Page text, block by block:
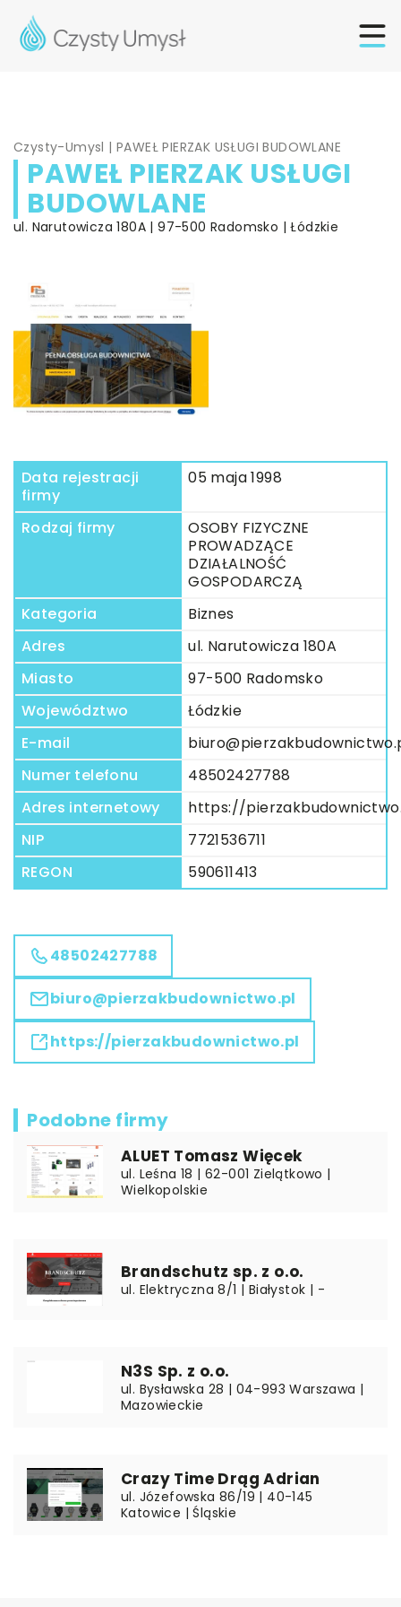
Czysty-Umysl |PAWEŁ PIERZAK USŁUGI BUDOWLANE
PAWEŁ PIERZAK USŁUGI
BUDOWLANE
ul. Narutowicza 180A | 97-500 Radomsko | Łódzkie
Data rejestracji
firmy
05 maja 1998
Rodzaj firmy
OSOBY FIZYCZNE
PROWADZĄCE
DZIAŁALNOŚĆ
GOSPODARCZĄ
Kategoria
Biznes
Adres
ul. Narutowicza 180A
Miasto
97-500 Radomsko
Województwo
Łódzkie
E-mail
Numer telefonu
48502427788
Adres internetowy
https://
NIP
7721536711
REGON
590611413
48502427788
biuro@pierzakbudownictwo.pl
https://pierzakbudownictwo.pl
Podobne firmy
ALUET Tomasz Więcek
ul. Leśna 18 | 62-001 Zielątkowo |
Wielkopolskie
Brandschutz sp. z o.o.
ul. Elektryczna 8/1 | Białystok | -
N3S Sp. z o.o.
ul. Bysławska 28 | 04-993 Warszawa |
Mazowieckie
Crazy Time Drąg Adrian
ul. Józefowska 86/19 | 40-145
Katowice | Śląskie